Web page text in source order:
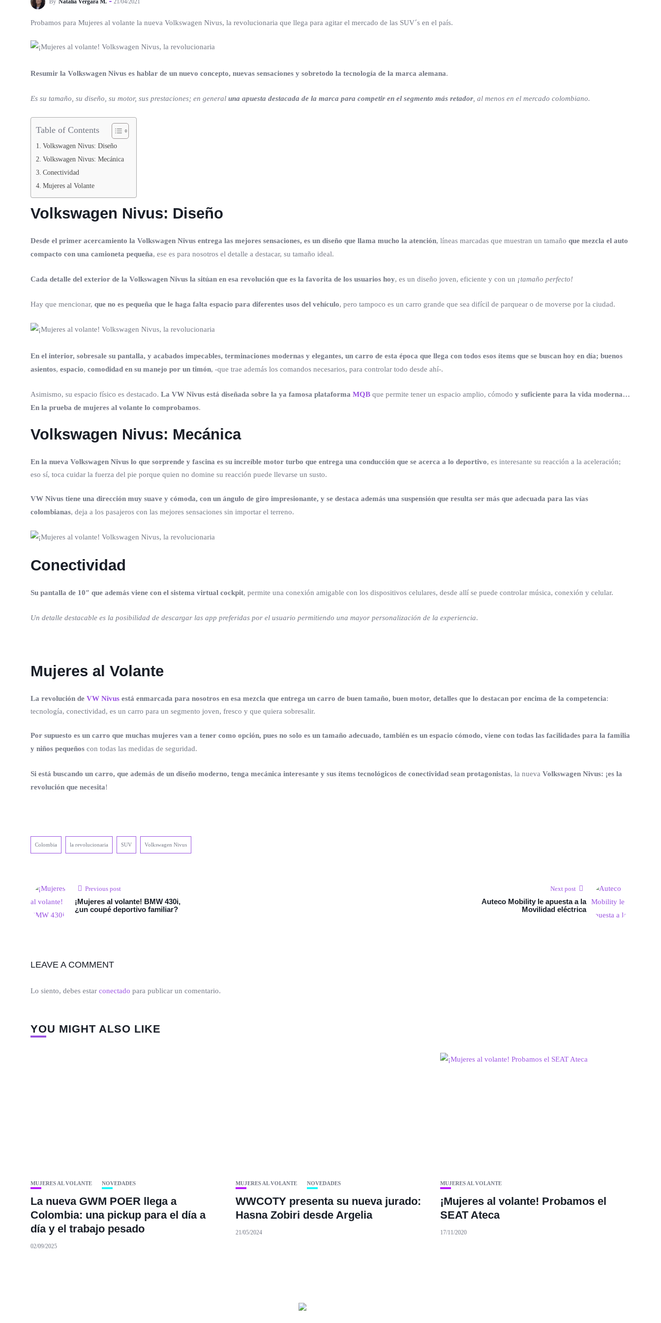
Probamos para Mujeres al volante la nueva Volkswagen Nivus, la revolucionaria que llega para agitar el mercado de las SUV´s en el país.
Resumir la Volkswagen Nivus es hablar de un nuevo concepto, nuevas sensaciones y sobretodo la tecnología de la marca alemana.
Es su tamaño, su diseño, su motor, sus prestaciones; en general una apuesta destacada de la marca para competir en el segmento más retador , al menos en el mercado colombiano.
Table of Contents
Volkswagen Nivus: Diseño
Volkswagen Nivus: Mecánica
Conectividad
Mujeres al Volante
Volkswagen Nivus: Diseño
Desde el primer acercamiento la Volkswagen Nivus entrega las mejores sensaciones, es un diseño que llama mucho la atención, líneas marcadas que muestran un tamaño que mezcla el auto
compacto con una camioneta pequeña, ese es para nosotros el detalle a destacar, su tamaño ideal.
Cada detalle del exterior de la Volkswagen Nivus la sitúan en esa revolución que es la favorita de los usuarios hoy, es un diseño joven, eficiente y con un ¡tamaño perfecto!
Hay que mencionar, que no es pequeña que le haga falta espacio para diferentes usos del vehículo, pero tampoco es un carro grande que sea difícil de parquear o de moverse por la ciudad.
En el interior, sobresale su pantalla, y acabados impecables, terminaciones modernas y elegantes, un carro de esta época que llega con todos esos ítems que se buscan hoy en día; buenos
asientos, espacio, comodidad en su manejo por un timón, -que trae además los comandos necesarios, para controlar todo desde ahí-.
Asimismo, su espacio físico es destacado. La VW Nivus está diseñada sobre la ya famosa plataforma MQB que permite tener un espacio amplio, cómodo y suficiente para la vida moderna…
En la prueba de mujeres al volante lo comprobamos.
Volkswagen Nivus: Mecánica
En la nueva Volkswagen Nivus lo que sorprende y fascina es su increíble motor turbo que entrega una conducción que se acerca a lo deportivo, es interesante su reacción a la aceleración;
eso sí, toca cuidar la fuerza del pie porque quien no domine su reacción puede llevarse un susto.
VW Nivus tiene una dirección muy suave y cómoda, con un ángulo de giro impresionante, y se destaca además una suspensión que resulta ser más que adecuada para las vías
colombianas, deja a los pasajeros con las mejores sensaciones sin importar el terreno.
Conectividad
Su pantalla de 10″ que además viene con el sistema virtual cockpit, permite una conexión amigable con los dispositivos celulares, desde allí se puede controlar música, conexión y celular.
Un detalle destacable es la posibilidad de descargar las app preferidas por el usuario permitiendo una mayor personalización de la experiencia.
Mujeres al Volante
La revolución de VW Nivus está enmarcada para nosotros en esa mezcla que entrega un carro de buen tamaño, buen motor, detalles que lo destacan por encima de la competencia:
tecnología, conectividad, es un carro para un segmento joven, fresco y que quiera sobresalir.
Por supuesto es un carro que muchas mujeres van a tener como opción, pues no solo es un tamaño adecuado, también es un espacio cómodo, viene con todas las facilidades para la familia
y niños pequeños con todas las medidas de seguridad.
Si está buscando un carro, que además de un diseño moderno, tenga mecánica interesante y sus ítems tecnológicos de conectividad sean protagonistas, la nueva Volkswagen Nivus: ¡es la
revolución que necesita!
Colombia la revolucionaria SUV Volkswagen Nivus
Previous post
¡Mujeres al volante! BMW 430i,
¿un coupé deportivo familiar?
Next post
Auteco Mobility le apuesta a la
Movilidad eléctrica
LEAVE A COMMENT
Lo siento, debes estar conectado para publicar un comentario.
YOU MIGHT ALSO LIKE
MUJERES AL VOLANTE NOVEDADES
La nueva GWM POER llega a
Colombia: una pickup para el día a
día y el trabajo pesado
02/09/2025
MUJERES AL VOLANTE NOVEDADES
WWCOTY presenta su nueva jurado:
Hasna Zobiri desde Argelia
21/05/2024
MUJERES AL VOLANTE
¡Mujeres al volante! Probamos el
SEAT Ateca
17/11/2020